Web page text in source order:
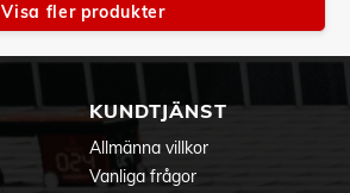
Visa fler produkter
KUNDTJÄNST
Allmänna villkor
Vanliga frågor